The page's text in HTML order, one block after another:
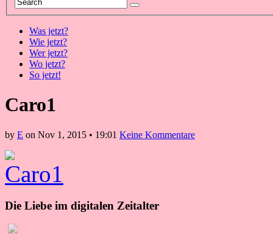
Was jetzt?
Wie jetzt?
Wer jetzt?
Wo jetzt?
So jetzt!
Caro1
by E on Nov 1, 2015 • 19:01 Keine Kommentare
Die Liebe im digitalen Zeitalter